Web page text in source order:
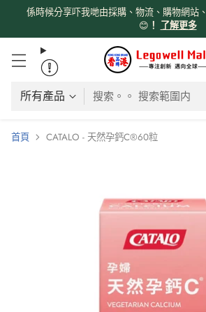
係時候分享吓我哋由採購、物流、購物網站
😊 ！ 了解更多
搜索。。 搜索範圍内
首頁 CATALO - 天然孕鈣C®60粒